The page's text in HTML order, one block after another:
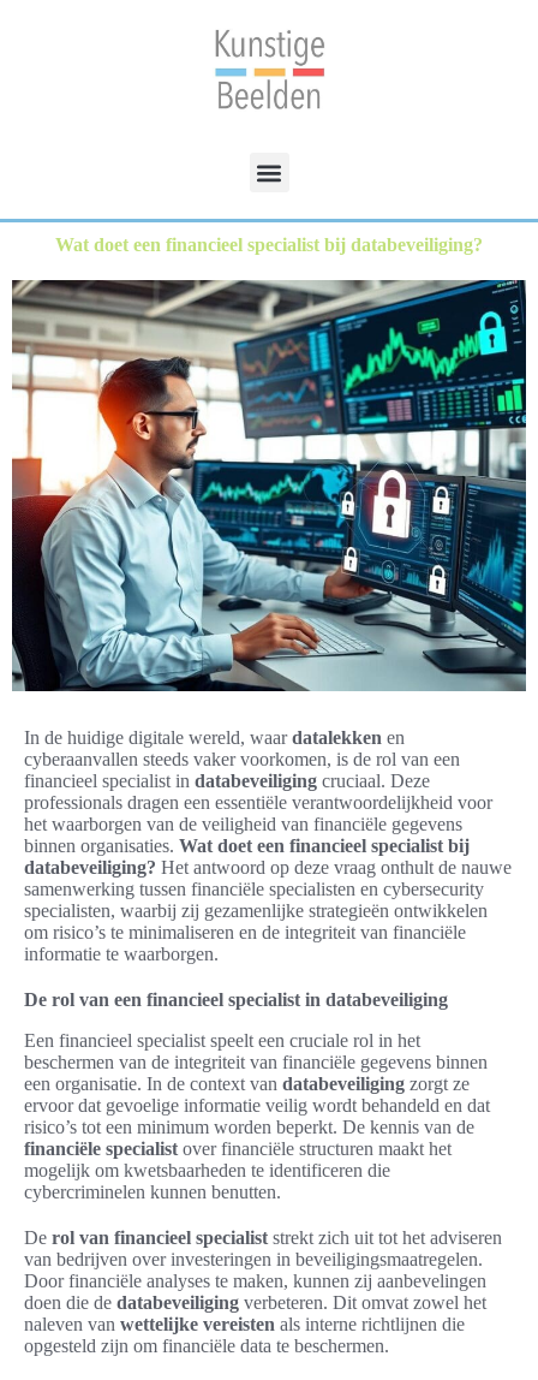
Wat doet een financieel specialist bij databeveiliging?
In de huidige digitale wereld, waardatalekken en
cyberaanvallen steeds vaker voorkomen, is de rol van een
financieel specialist in databeveiliging cruciaal. Deze
professionals dragen een essentiële verantwoordelijkheid voor
het waarborgen van de veiligheid van financiële gegevens
binnen organisaties. Wat doet een financieel specialist bij
databeveiliging? Het antwoord op deze vraag onthult de nauwe
samenwerking tussen financiële specialisten en cybersecurity
specialisten, waarbij zij gezamenlijke strategieën ontwikkelen
om risico’s te minimaliseren en de integriteit van financiële
informatie te waarborgen.
De rol van een financieel specialist in databeveiliging
Een financieel specialist speelt een cruciale rol in het
beschermen van de integriteit van financiële gegevens binnen
een organisatie. In de context van databeveiliging zorgt ze
ervoor dat gevoelige informatie veilig wordt behandeld en dat
risico’s tot een minimum worden beperkt. De kennis van de
financiële specialist over financiële structuren maakt het
mogelijk om kwetsbaarheden te identificeren die
cybercriminelen kunnen benutten.
De rol van financieel specialist strekt zich uit tot het adviseren
van bedrijven over investeringen in beveiligingsmaatregelen.
Door financiële analyses te maken, kunnen zij aanbevelingen
doen die de databeveiliging verbeteren. Dit omvat zowel het
naleven van wettelijke vereisten als interne richtlijnen die
opgesteld zijn om financiële data te beschermen.